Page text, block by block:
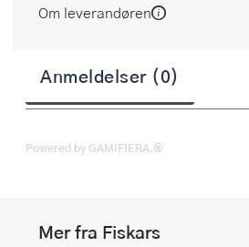
Om leverandøren
Anmeldelser (0)
Powered by GAMIFIERA.®
Mer fra Fiskars